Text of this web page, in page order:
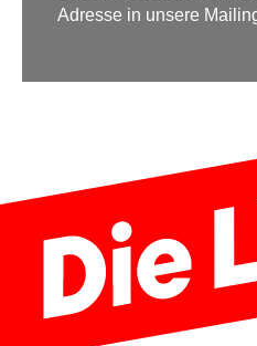
Adresse in unsere